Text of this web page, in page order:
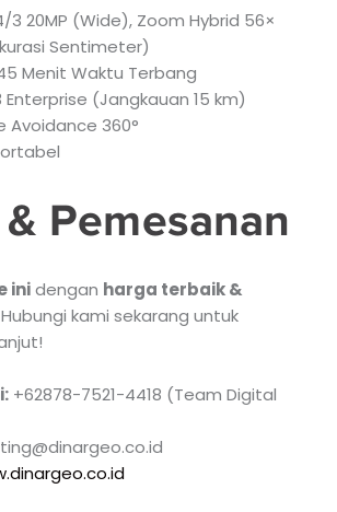
3 20MP (Wide), Zoom Hybrid 56×
Sentimeter)
Menit Waktu Terbang
Enterprise (Jangkauan 15 km)
Avoidance 360°
Pemesanan
inidengan harga terbaik &
Hubungi kami sekarang untuk
+62878-7521-4418 (Team Digital